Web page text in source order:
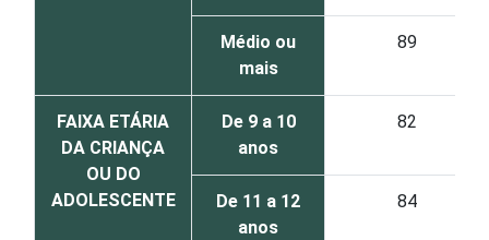
Médio ou
mais
89
FAIXA ETÁRIA
DA CRIANÇA
OU DO
ADOLESCENTE
De 9 a 10
anos
82
De 11 a 12
anos
84